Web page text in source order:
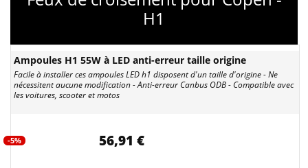
H1
Ampoules H1 55W à LED anti-erreur taille origine
Facile à installer ces ampoules LED h1 disposent d'un taille d'origine - Ne
nécessitent aucune modification - Anti-erreur Canbus ODB - Compatible avec
les voitures, scooter et motos
-5% 56,91 €